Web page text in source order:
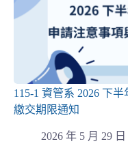
115-1 資管系 2026 下
繳交期限通知
2026 年 5 月 29 日